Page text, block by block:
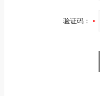
验证码：